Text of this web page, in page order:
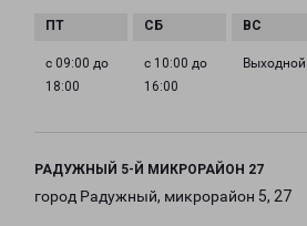
с 09:00 до
18:00
с 10:00 до
16:00
Выходной
РАДУЖНЫЙ 5-Й МИКРОРАЙОН 27
город Радужный, микрорайон 5, 27